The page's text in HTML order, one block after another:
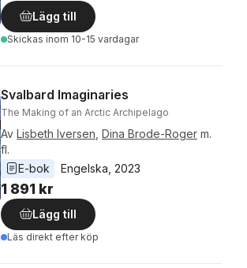
Lägg till
Skickas inom 10-15 vardagar
Svalbard Imaginaries
The Making of an Arctic Archipelago
Av Lisbeth Iversen Dina Brode-Roger m.
fl.
E-bok
Engelska 2023
1 891 kr
Lägg till
Läs direkt efter köp